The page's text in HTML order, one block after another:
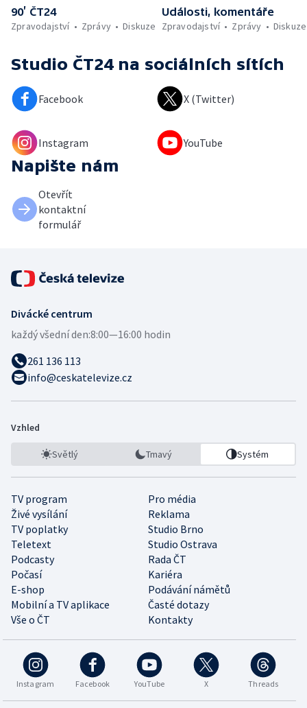
90’ ČT24
Zpravodajství
Zprávy Diskuze
Události, komentáře
Zpravodajství
Zprávy Diskuze
Studio ČT24 na sociálních sítích
Facebook X (Twitter)
Instagram YouTube
Napište nám
Otevřít
kontaktní
formulář
Divácké centrum
každý všední den:8:00—16:00 hodin
261 136 113
info@ceskatelevize.cz
Vzhled
Světlý Tmavý Systém
TV program
Pro média
Živé vysílání
Reklama
TV poplatky
Studio Brno
Teletext
Studio Ostrava
Podcasty
Rada ČT
Počasí
Kariéra
E-shop
Podávání námětů
Mobilní a TV aplikace
Časté dotazy
Vše o ČT
Kontakty
Instagram Facebook YouTube X Threads